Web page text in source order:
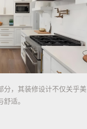
分，其装修设计不仅关乎美
适。